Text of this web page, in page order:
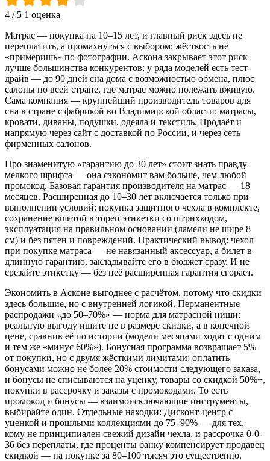
4 / 5 1 оценка
Матрас — покупка на 10–15 лет, и главный риск здесь не
переплатить, а промахнуться с выбором: жёсткость не
«примеришь» по фотографии. Аскона закрывает этот риск
лучше большинства конкурентов: у ряда моделей есть тест-
драйв — до 90 дней сна дома с возможностью обмена, плюс
салоны по всей стране, где матрас можно полежать вживую.
Сама компания — крупнейший производитель товаров для
сна в стране с фабрикой во Владимирской области: матрасы,
кровати, диваны, подушки, одеяла и текстиль. Продаёт и
напрямую через сайт с доставкой по России, и через сеть
фирменных салонов.
Про знаменитую «гарантию до 30 лет» стоит знать правду
мелкого шрифта — она сэкономит вам больше, чем любой
промокод. Базовая гарантия производителя на матрас — 18
месяцев. Расширенная до 10–30 лет включается только при
выполнении условий: покупка защитного чехла в комплекте,
сохранение вшитой в торец этикетки со штрихкодом,
эксплуатация на правильном основании (ламели не шире 8
см) и без пятен и повреждений. Практический вывод: чехол
при покупке матраса — не навязанный аксессуар, а билет в
длинную гарантию, закладывайте его в бюджет сразу. И не
срезайте этикетку — без неё расширенная гарантия сгорает.
Экономить в Асконе выгоднее с расчётом, потому что скидки
здесь большие, но с внутренней логикой. Перманентные
распродажи «до 50–70%» — норма для матрасной ниши:
реальную выгоду ищите не в размере скидки, а в конечной
цене, сравнив её по истории (модели месяцами ходят с одним
и тем же «минус 60%»). Бонусная программа возвращает 5%
от покупки, но с двумя жёсткими лимитами: оплатить
бонусами можно не более 20% стоимости следующего заказа,
и бонусы не списываются на уценку, товары со скидкой 50%+,
покупки в рассрочку и заказы с промокодами. То есть
промокод и бонусы — взаимоисключающие инструменты,
выбирайте один. Отдельные находки: Дисконт-центр с
уценкой и прошлыми коллекциями до 75–90% — для тех,
кому не принципиален свежий дизайн чехла, и рассрочка 0-0-
36 без переплаты, где проценты банку компенсирует продавец
скидкой — на покупке за 80–100 тысяч это существенно.